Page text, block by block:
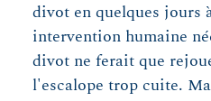
divot en quelques jours
intervention humaine
divot ne ferait que
l'escalope trop cuite.